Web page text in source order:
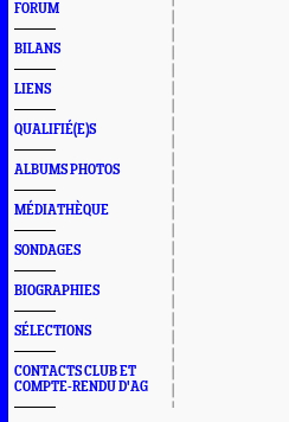
FORUM
BILANS
LIENS
QUALIFIÉ(E)S
ALBUMS PHOTOS
MÉDIATHÈQUE
SONDAGES
BIOGRAPHIES
SÉLECTIONS
CONTACTS CLUB ET
COMPTE-RENDU D'AG